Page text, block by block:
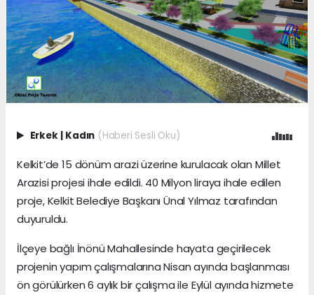
Erkek Kadın (Haberi Sesli Oku)
Kelkit’de 15 dönüm arazi üzerine kurulacak olan Millet
Arazisi projesi ihale edildi. 40 Milyon liraya ihale edilen
proje, Kelkit Belediye Başkanı Ünal Yılmaz tarafından
duyuruldu.
İlçeye bağlı İnönü Mahallesinde hayata geçirilecek
projenin yapım çalışmalarına Nisan ayında başlanması
ön görülürken 6 aylık bir çalışma ile Eylül ayında hizmete